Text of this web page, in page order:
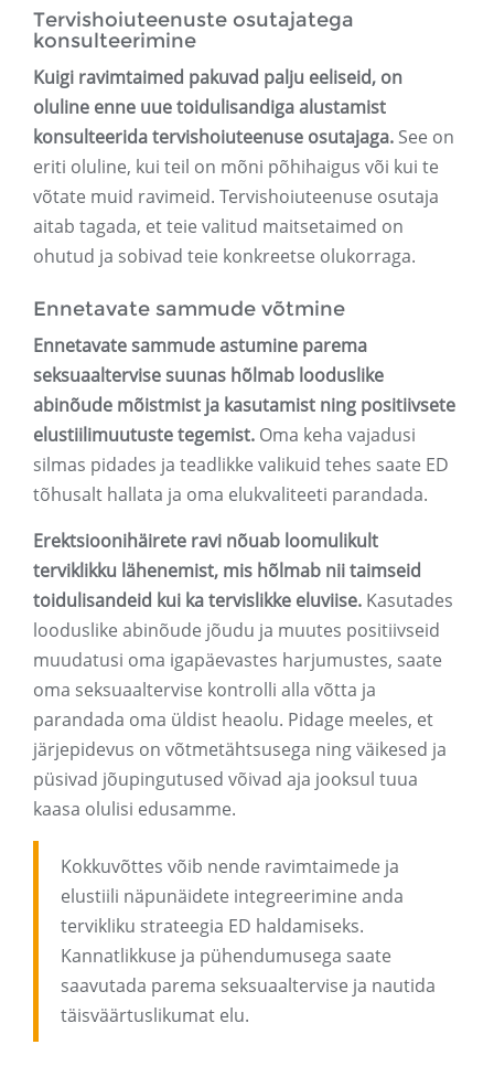
Tervishoiuteenuste osutajatega
konsulteerimine
Kuigi ravimtaimed pakuvad palju eeliseid, on
oluline enne uue toidulisandiga alustamist
konsulteerida tervishoiuteenuse osutajaga. See on
eriti oluline, kui teil on mõni põhihaigus või kui te
võtate muid ravimeid. Tervishoiuteenuse osutaja
aitab tagada, et teie valitud maitsetaimed on
ohutud ja sobivad teie konkreetse olukorraga.
Ennetavate sammude võtmine
Ennetavate sammude astumine parema
seksuaaltervise suunas hõlmab looduslike
abinõude mõistmist ja kasutamist ning positiivsete
elustiilimuutuste tegemist. Oma keha vajadusi
silmas pidades ja teadlikke valikuid tehes saate ED
tõhusalt hallata ja oma elukvaliteeti parandada.
Erektsioonihäirete ravi nõuab loomulikult
terviklikku lähenemist, mis hõlmab nii taimseid
toidulisandeid kui ka tervislikke eluviise. Kasutades
looduslike abinõude jõudu ja muutes positiivseid
muudatusi oma igapäevastes harjumustes, saate
oma seksuaaltervise kontrolli alla võtta ja
parandada oma üldist heaolu. Pidage meeles, et
järjepidevus on võtmetähtsusega ning väikesed ja
püsivad jõupingutused võivad aja jooksul tuua
kaasa olulisi edusamme.
Kokkuvõttes võib nende ravimtaimede ja
elustiili näpunäidete integreerimine anda
tervikliku strateegia ED haldamiseks.
Kannatlikkuse ja pühendumusega saate
saavutada parema seksuaaltervise ja nautida
täisväärtuslikumat elu.